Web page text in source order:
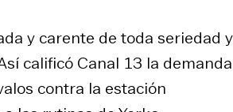
y carente de toda seriedad y
calificó Canal 13 la demanda
contra la estación